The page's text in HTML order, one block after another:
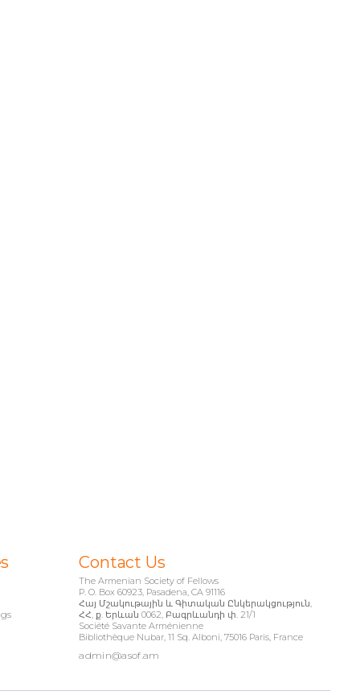
Contact Us
The Armenian Society of Fellows
P. O. Box 60923, Pasadena, CA 91116
Հայ Մշակութային և Գիտական Ընկերակցություն,
ՀՀ, ք. Երևան 0062, Բագրևանդի փ. 21/1
Société Savante Arménienne
Bibliothèque Nubar, 11 Sq. Alboni, 75016 Paris, France
admin@asof.am